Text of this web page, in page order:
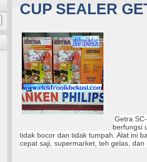
CUP SEALER
Getra
berfungsi
tidak bocor dan tidak tumpah. Alat ini
cepat saji, supermarket, teh gelas, dan